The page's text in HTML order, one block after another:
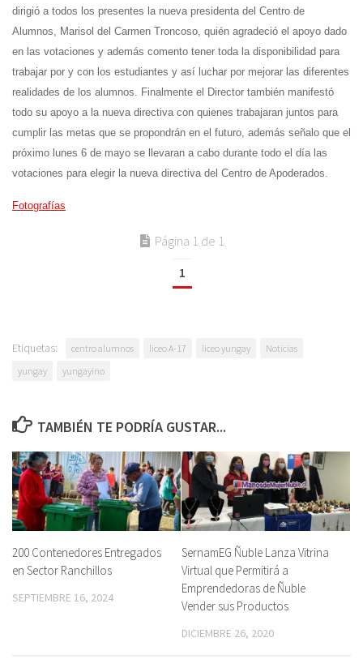
dirigió a todos los presentes la nueva presidenta del Centro de
Alumnos, Marisol del Carmen Troncoso, quién agradeció el apoyo dado
en las votaciones y además comento tener toda la disponibilidad para
trabajar por y con los estudiantes y así luchar por mejorar las diferentes
realidades de los alumnos. Finalmente el Director también manifestó
todo su apoyo a la nueva directiva con quienes trabajaran juntos para
cumplir las metas que se propondrán en el futuro, además señalo que el
próximo lunes 6 de mayo se llevaran a cabo durante todo el día las
votaciones para elegir la nueva directiva del Centro de Apoderados.
Fotografías
Página 1 de 1
1
Etiquetas: centro alumnos liceo A-17 liceo yungay
Noticias
yungay
yungayino
TAMBIÉN TE PODRÍA GUSTAR...
200 Contenedores Entregados
en Sector Ranchillos
SEPTIEMBRE 16, 2024
SernamEG Ñuble Lanza Vitrina
Virtual que Permitirá a
Emprendedoras de Ñuble
Vender sus Productos
DICIEMBRE 26, 2020